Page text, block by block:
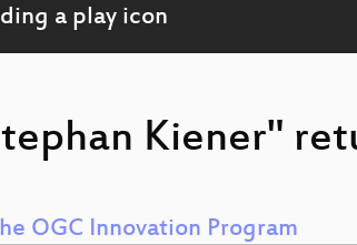
Kiener"
OGC Innovation Program